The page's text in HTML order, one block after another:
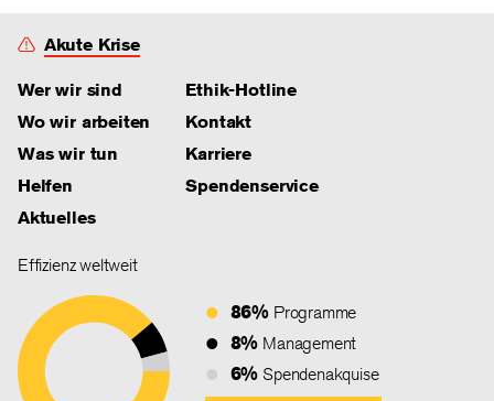
Akute Krise
Wer wir sind
Wo wir arbeiten
Was wir tun
Helfen
Aktuelles
Ethik-Hotline
Kontakt
Karriere
Spendenservice
Effizienz weltweit
86% Programme
8% Management
6% Spendenakquise